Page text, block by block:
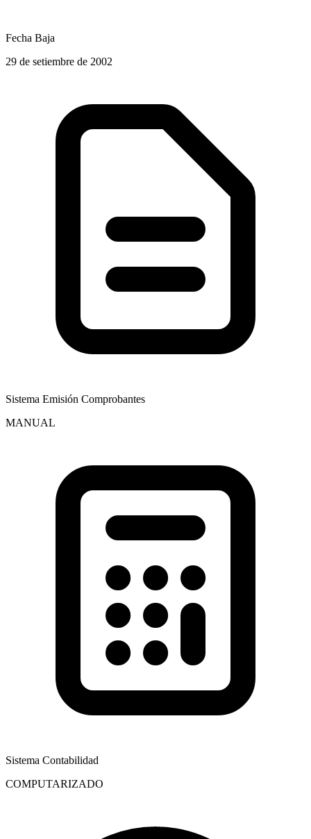
Fecha Baja
29 de setiembre de 2002
Sistema Emisión Comprobantes
MANUAL
Sistema Contabilidad
COMPUTARIZADO